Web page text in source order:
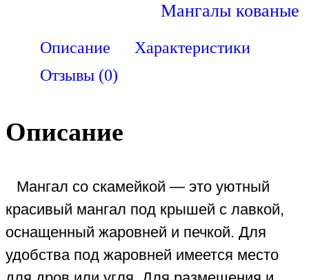
Мангалы кованые
Описание
Характеристики
Отзывы (0)
Описание
Мангал со скамейкой — это уютный
красивый мангал под крышей с лавкой,
оснащенный жаровней и печкой. Для
удобства под жаровней имеется место